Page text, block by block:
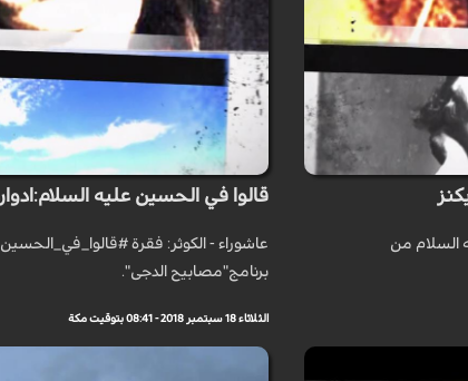
السلام من
قالوا في الحسين عليه
عاشوراء - الكوثر: فقرة
برنامج"مصابيح الدجى".
الثلاثاء 18 سبتمبر 2018 - 08:41 بتوقيت مكة